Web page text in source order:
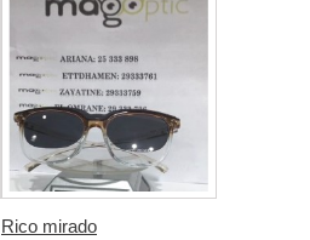
Rico mirado